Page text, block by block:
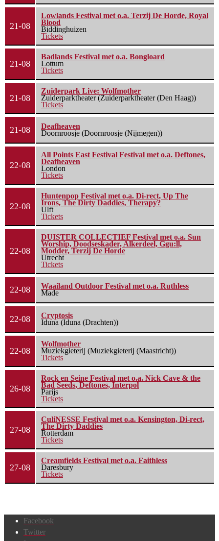
21-08
Lowlands Festival met o.a. Terzij De Horde, Royal
Blood
Biddinghuizen
Tickets
21-08
Badlands Festival met o.a. Bongloard
Lottum
Tickets
21-08
Zuiderpark Live: Wolfmother
Zuiderparktheater (Zuiderparktheater (Den Haag))
Tickets
21-08
Deafheaven
Doornroosje (Doornroosje (Nijmegen))
22-08
All Points East Festival Festival met o.a. Deftones,
Deafheaven
London
Tickets
22-08
Huntenpop Festival met o.a. Di-rect, Up The
Irons, The Dirty Daddies, Therapy?
Ulft
Tickets
22-08
DUISTER COLLECTIEF Festival met o.a. Sun
Worship, Doodseskader, Alkerdeel, Ggu:ll,
Modder, Terzij De Horde
Utrecht
Tickets
22-08
Waailand Outdoor Festival met o.a. Ruthless
Made
22-08
Cryptosis
Iduna (Iduna (Drachten))
22-08
Wolfmother
Muziekgieterij (Muziekgieterij (Maastricht))
Tickets
26-08
Rock en Seine Festival met o.a. Nick Cave & the
Bad Seeds, Deftones, Interpol
Parijs
Tickets
27-08
CuliNESSE Festival met o.a. Kensington, Di-rect,
The Dirty Daddies
Rotterdam
Tickets
27-08
Creamfields Festival met o.a. Faithless
Daresbury
Tickets
Facebook
Twitter